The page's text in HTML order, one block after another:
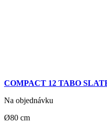
COMPACT 12 TABO
Na objednávku
Ø80 cm